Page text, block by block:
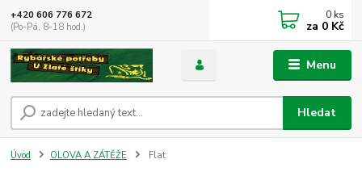
Menu
Hledat
+420 606 776 672
(Po-Pá, 8-18 hod.)
0 ks
za 0 Kč
Úvod OLOVA A ZÁTĚŽE Flat